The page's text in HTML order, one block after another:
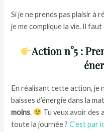
Si je ne prends pas plaisir à
je me complique la vie. Il faut
Action n°5 :
En réalisant cette action, je
baisses d’énergie dans la
moins.
Tu veux avoir des
toute la journée ?C’est par